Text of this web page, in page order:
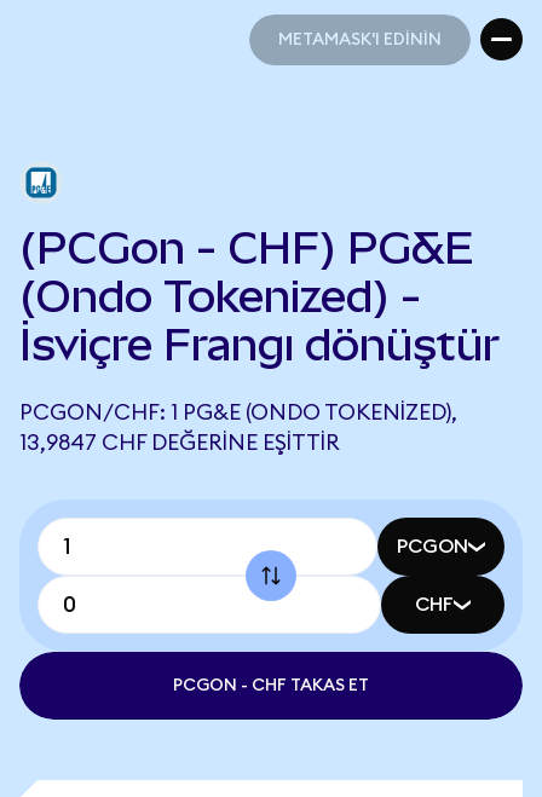
METAMASK'I EDİNİN
(PCGon - CHF) PG&E
(Ondo Tokenized) -
İsviçre Frangı dönüştür
PCGON/CHF: 1 PG&E (ONDO TOKENIZED),
13,9847 CHF DEĞERINE EŞITTIR
PCGON
CHF
PCGON - CHF TAKAS ET